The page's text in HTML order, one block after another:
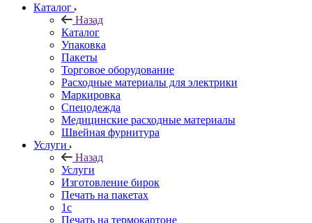
Каталог
Назад
Каталог
Упаковка
Пакеты
Торговое оборудование
Расходные материалы для электрики
Маркировка
Спецодежда
Медицинские расходные материалы
Швейная фурнитура
Услуги
Назад
Услуги
Изготовление бирок
Печать на пакетах
1c
Печать на термокартоне